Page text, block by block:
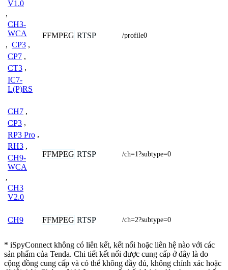
V1.0
,
CH3-
WCA
, CP3 ,
CP7 ,
CT3 ,
IC7-
L(P)RS
FFMPEG RTSP /profile0
CH7 ,
CP3 ,
RP3 Pro ,
RH3 ,
CH9-
WCA
,
CH3
V2.0
FFMPEG RTSP /ch=1?subtype=0
CH9 FFMPEG RTSP /ch=2?subtype=0
* iSpyConnect không có liên kết, kết nối hoặc liên hệ nào với các
sản phẩm của Tenda. Chi tiết kết nối được cung cấp ở đây là do
cộng đồng cung cấp và có thể không đầy đủ, không chính xác hoặc